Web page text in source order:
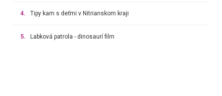
4. Tipy kam s deťmi v Nitrianskom kraji
5. Labková patrola - dinosaurí film